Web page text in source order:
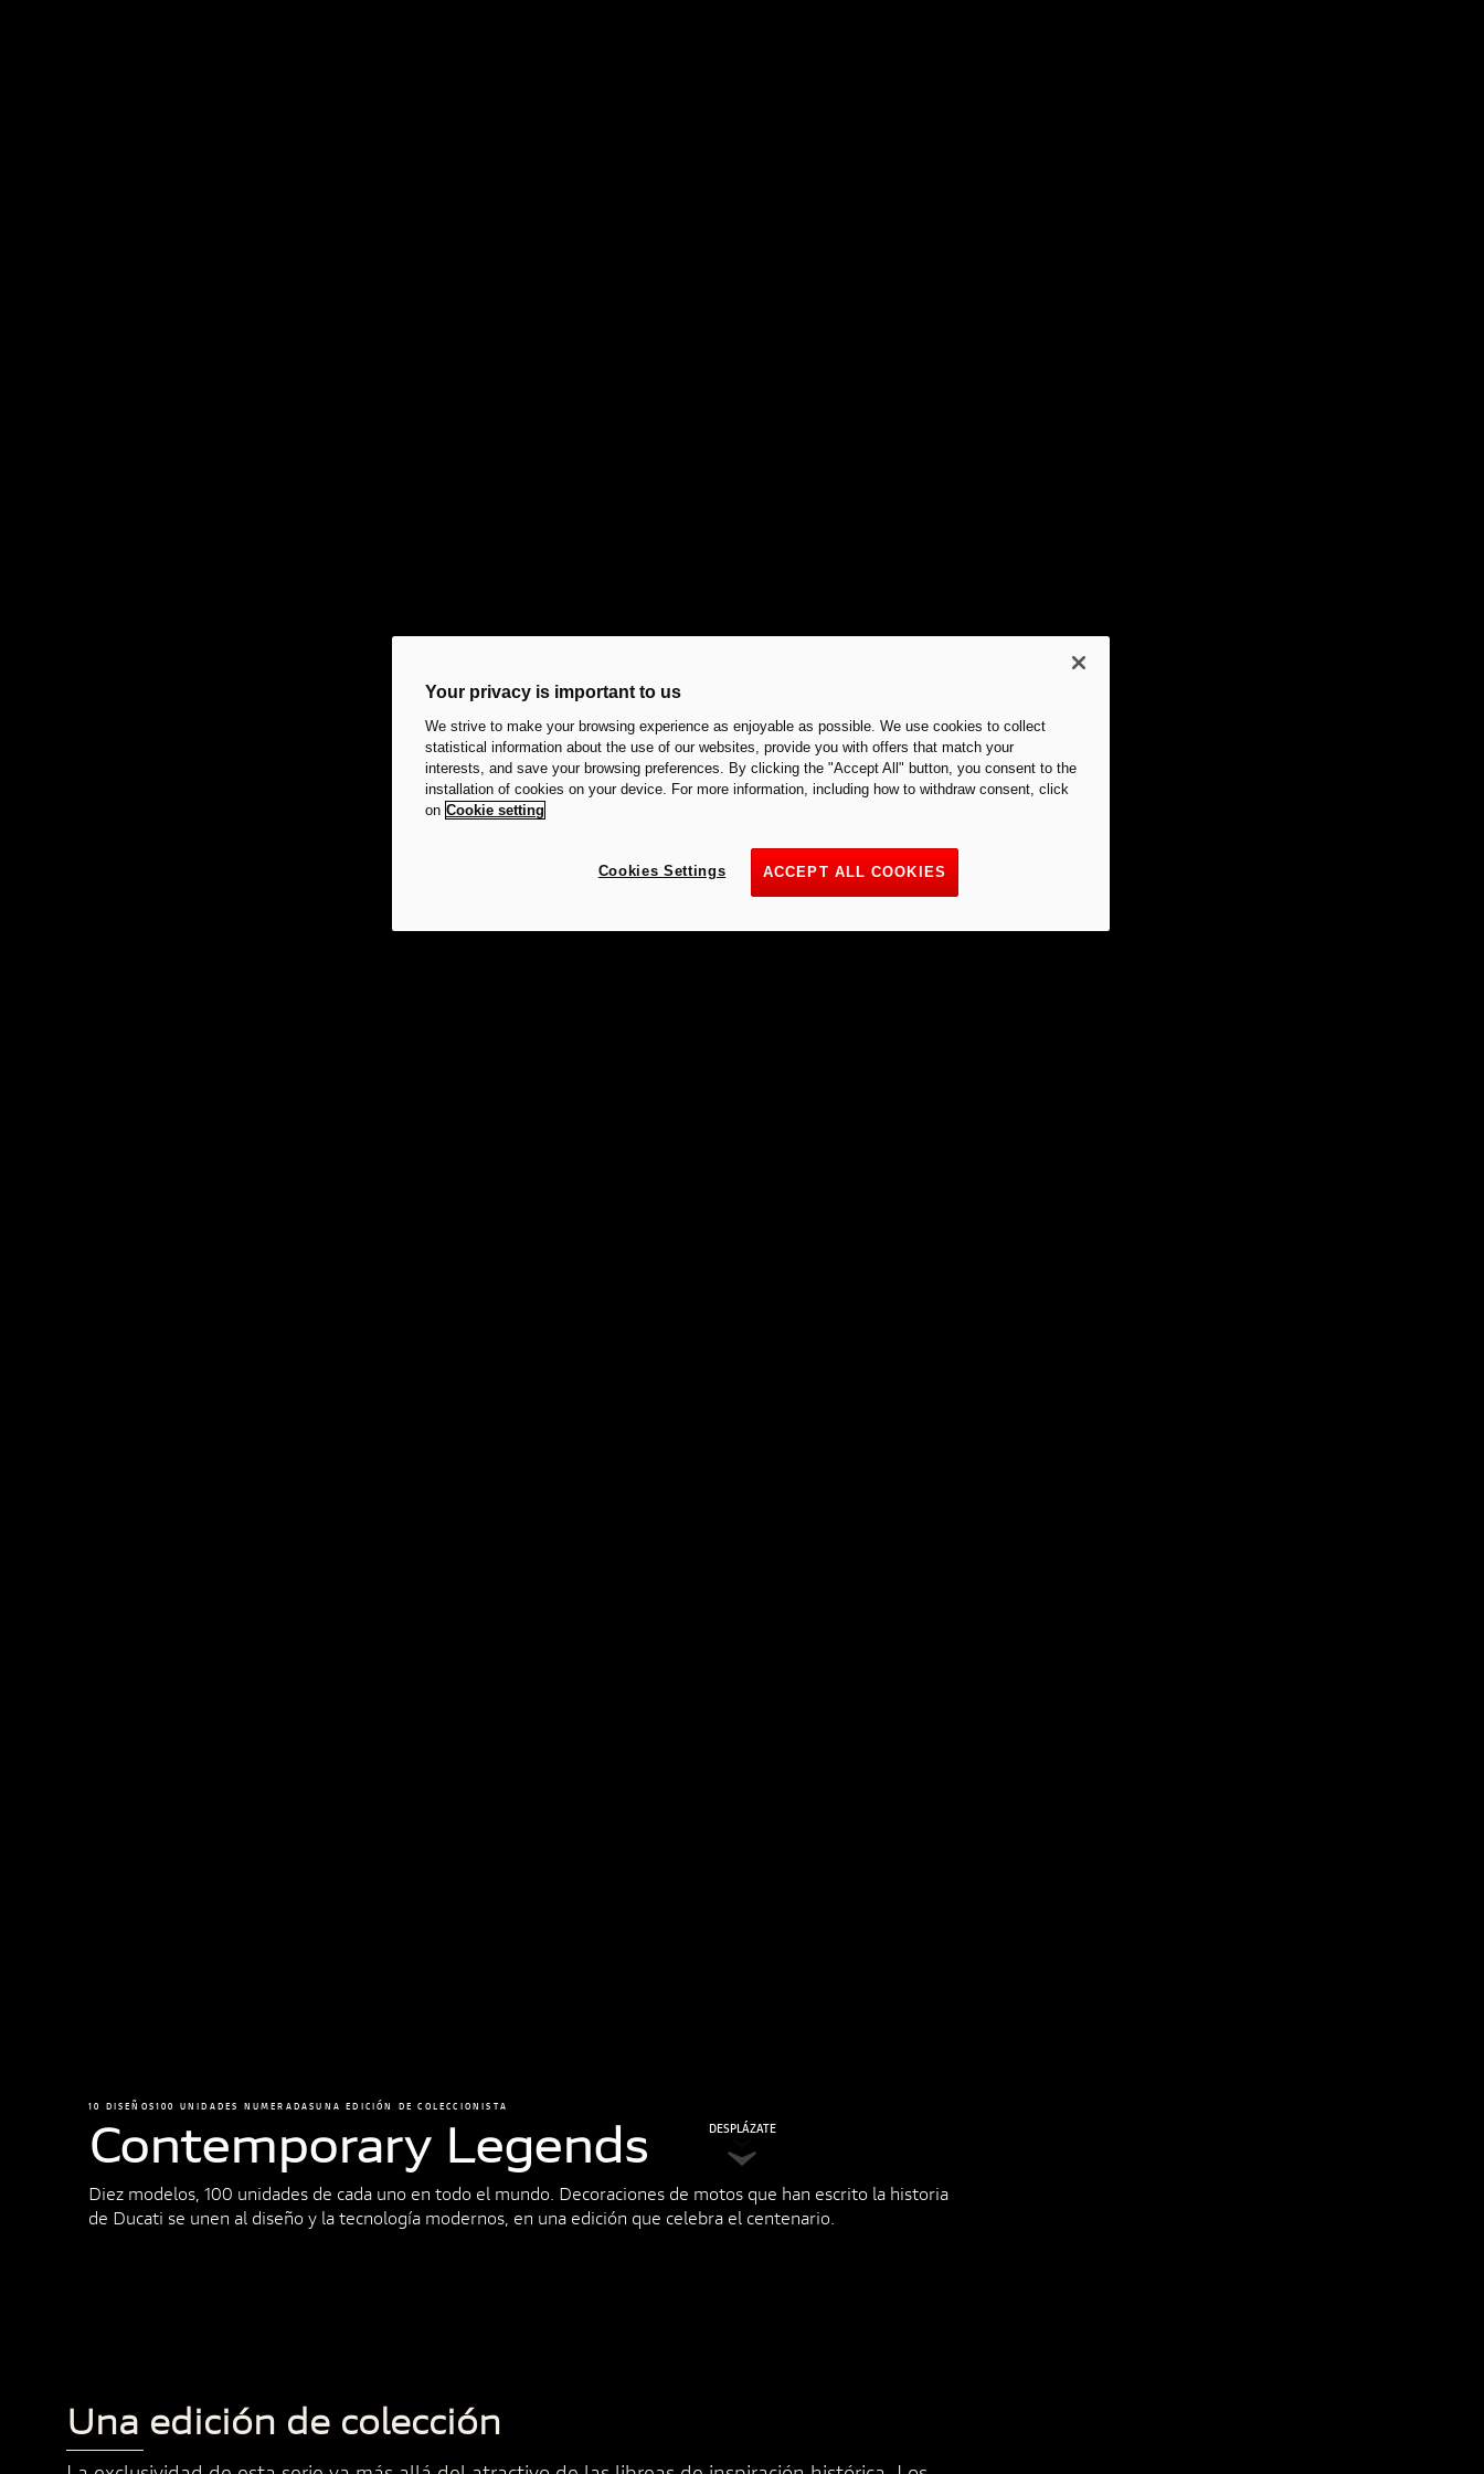
10 DISEÑOS100 UNIDADES NUMERADASUNA EDICIÓN DE COLECCIONISTA
Contemporary Legends
Diez modelos, 100 unidades de cada uno en todo el mundo. Decoraciones de motos que han escrito la historia
de Ducati se unen al diseño y la tecnología modernos, en una edición que celebra el centenario.
DESPLÁZATE
Una edición de colección
Your privacy is important to us
We strive to make your browsing experience as enjoyable as possible. We use cookies to collect
statistical information about the use of our websites, provide you with offers that match your
interests, and save your browsing preferences. By clicking the "Accept All" button, you consent to the
installation of cookies on your device. For more information, including how to withdraw consent, click
on Cookie setting
ACCEPT ALL COOKIES
Cookies Settings